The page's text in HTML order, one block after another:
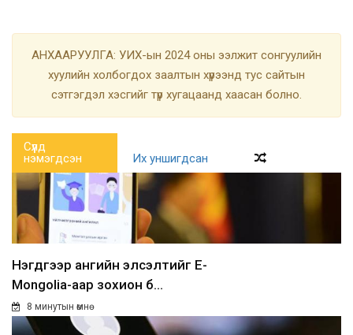
АНХААРУУЛГА: УИХ-ын 2024 оны ээлжит сонгуулийн
хуулийн холбогдох заалтын хүрээнд тус сайтын
сэтгэгдэл хэсгийг түр хугацаанд хаасан болно.
Сүүлд
нэмэгдсэн
Их уншигдсан
Нэгдүгээр ангийн элсэлтийг E-
Mongolia-аар зохион б...
8 минутын өмнө